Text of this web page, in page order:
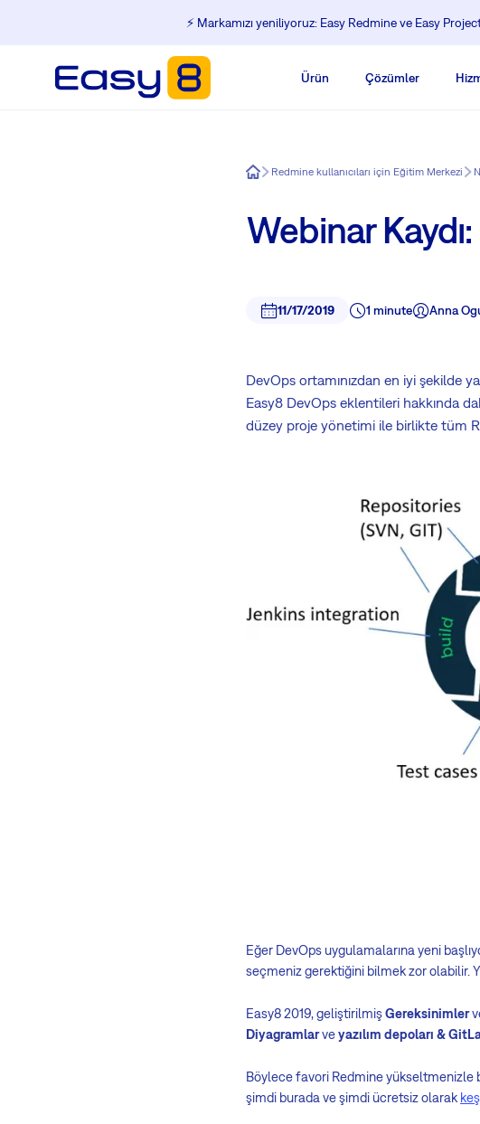
⚡️ Markamızı yeniliyoruz: Easy Redmine ve Easy
Ürün Çözümler
Easy8Redmine kullanıcıları için Eğitim Merkezi
Webinar
11/17/2019 1 minute Anna
DevOps ortamınızdan en iyi şekilde
Easy8 DevOps eklentileri hakkında
düzey proje yönetimi ile birlikte tüm
Eğer DevOps uygulamalarına yeni
seçmeniz gerektiğini bilmek zor olabilir.
Easy8 2019, geliştirilmişGereksinimler
Diyagramlarveyazılım depoları &
Böylece favori Redmine yükseltmenizle
şimdi burada ve şimdi ücretsiz olarak